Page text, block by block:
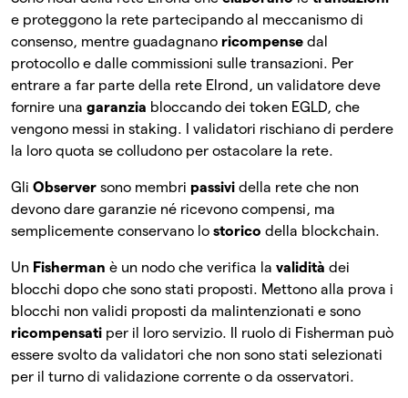
e proteggono la rete partecipando al meccanismo di
consenso, mentre guadagnano ricompense dal
protocollo e dalle commissioni sulle transazioni. Per
entrare a far parte della rete Elrond, un validatore deve
fornire una garanzia bloccando dei token EGLD, che
vengono messi in staking. I validatori rischiano di perdere
la loro quota se colludono per ostacolare la rete.
Gli Observer sono membri passivi della rete che non
devono dare garanzie né ricevono compensi, ma
semplicemente conservano lo storico della blockchain.
Un Fisherman è un nodo che verifica la validità dei
blocchi dopo che sono stati proposti. Mettono alla prova i
blocchi non validi proposti da malintenzionati e sono
ricompensati per il loro servizio. Il ruolo di Fisherman può
essere svolto da validatori che non sono stati selezionati
per il turno di validazione corrente o da osservatori.